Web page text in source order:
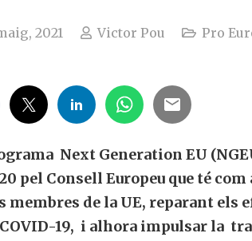
2021 Victor Pou Pro
Next Generation EU
pel Consell Europeu que té
membres de la UE, reparant els
19, i alhora impulsar la